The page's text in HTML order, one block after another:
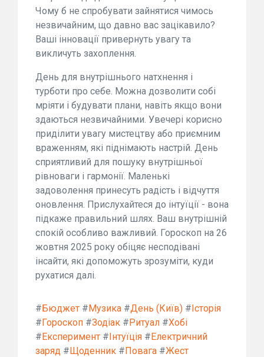
Чому б не спробувати зайнятися чимось
незвичайним, що давно вас зацікавило?
Ваші інновації привернуть увагу та
викличуть захоплення.
День для внутрішнього натхнення і
турботи про себе. Можна дозволити собі
мріяти і будувати плани, навіть якщо вони
здаються незвичайними. Увечері корисно
приділити увагу мистецтву або приємним
враженням, які піднімають настрій. День
сприятливий для пошуку внутрішньої
рівноваги і гармонії. Маленькі
задоволення принесуть радість і відчуття
оновлення. Прислухайтеся до інтуїції - вона
підкаже правильний шлях. Ваш внутрішній
спокій особливо важливий. Гороскоп на 26
жовтня 2025 року обіцяє несподівані
інсайти, які допоможуть зрозуміти, куди
рухатися далі.
#Бюджет #Музика #День (Київ) #Історія
#Гороскоп #Зодіак #Ритуал #Хобі
#Експеримент #Інтуїція #Електричний
заряд #Щоденник #Повага #Жест